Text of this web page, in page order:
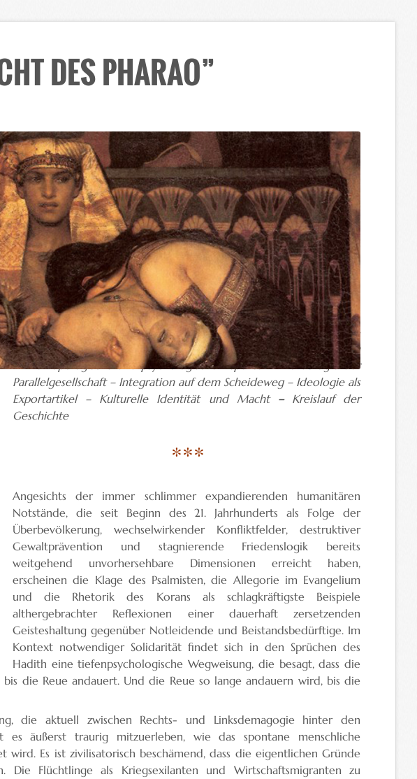
DES PHARAO”
│ Sozialphänomenologie & Anthropologie │ Die Furcht des Pharao ►
Xenophobie und Idenitität
I N H A L T :
Pharaonische Weltordnung – Biblische Urbilder und Reminiszenzen –
Christliche Moral und ihre Fallen – Völkerrecht in der Ethik des Islam
– Anthropologische und psychologische Aspekte – Archäologie der
Parallelgesellschaft – Integration auf dem Scheideweg – Ideologie als
Exportartikel – Kulturelle Identität und Macht– Kreislauf der
Geschichte
***
Angesichts der immer schlimmer expandierenden humanitären
Notstände, die seit Beginn des 21. Jahrhunderts als Folge der
Überbevölkerung, wechselwirkender Konfliktfelder, destruktiver
Gewaltprävention und stagnierende Friedenslogik bereits
weitgehend unvorhersehbare Dimensionen erreicht haben,
erscheinen die Klage des Psalmisten, die Allegorie im Evangelium
und die Rhetorik des Korans als schlagkräftigste Beispiele
althergebrachter Reflexionen einer dauerhaft zersetzenden
Geisteshaltung gegenüber Notleidende und Beistandsbedürftige. Im
Kontext notwendiger Solidarität findet sich in den Sprüchen des
Hadith eine tiefenpsychologische Wegweisung, die besagt, dass die
die Reue andauert. Und die Reue so lange andauern wird, bis die
die aktuell zwischen Rechts- und Linksdemagogie hinter den
es äußerst traurig mitzuerleben, wie das spontane menschliche
Es ist zivilisatorisch beschämend, dass die eigentlichen Gründe
Flüchtlinge als Kriegsexilanten und Wirtschaftsmigranten zu